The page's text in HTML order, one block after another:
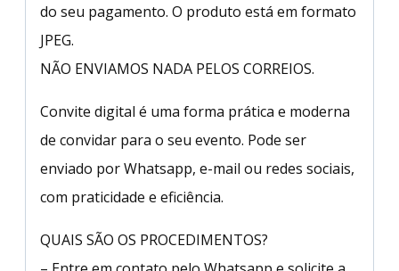
do seu pagamento. O produto está em formato
JPEG.
NÃO ENVIAMOS NADA PELOS CORREIOS.
Convite digital é uma forma prática e moderna
de convidar para o seu evento. Pode ser
enviado por Whatsapp, e-mail ou redes sociais,
com praticidade e eficiência.
QUAIS SÃO OS PROCEDIMENTOS?